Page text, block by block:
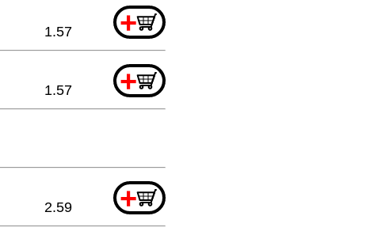
+
1.57
+
1.57
+
2.59